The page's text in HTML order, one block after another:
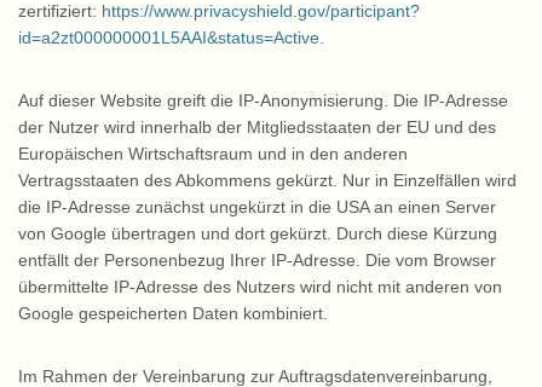
zertifiziert: https://www.privacyshield.gov/participant?
id=a2zt000000001L5AAI&status=Active.
Auf dieser Website greift die IP-Anonymisierung. Die IP-Adresse
der Nutzer wird innerhalb der Mitgliedsstaaten der EU und des
Europäischen Wirtschaftsraum und in den anderen
Vertragsstaaten des Abkommens gekürzt. Nur in Einzelfällen wird
die IP-Adresse zunächst ungekürzt in die USA an einen Server
von Google übertragen und dort gekürzt. Durch diese Kürzung
entfällt der Personenbezug Ihrer IP-Adresse. Die vom Browser
übermittelte IP-Adresse des Nutzers wird nicht mit anderen von
Google gespeicherten Daten kombiniert.
Im Rahmen der Vereinbarung zur Auftragsdatenvereinbarung,